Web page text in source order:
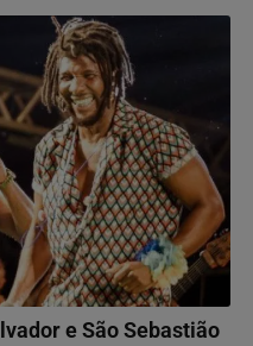
e São Sebastião